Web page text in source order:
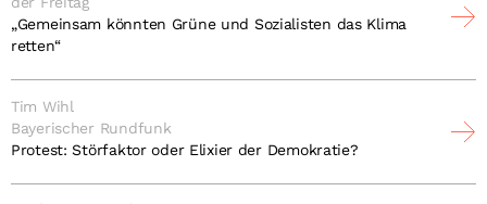
„Gemeinsam könnten Grüne und Sozialisten das Klima
retten“
Tim Wihl
Bayerischer Rundfunk
Protest: Störfaktor oder Elixier der Demokratie?